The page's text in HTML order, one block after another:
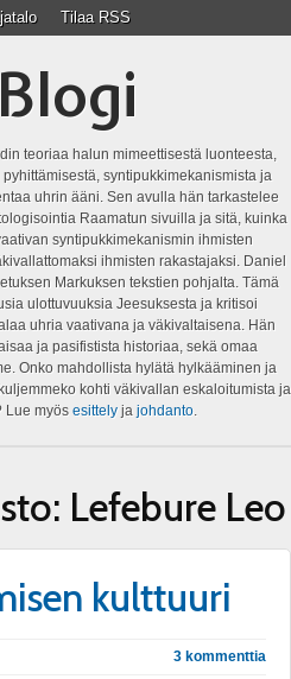
Tilaa RSS
teoriaa halun mimeettisestä luonteesta,
syntipukkimekanismista ja
uhrin ääni. Sen avulla hän tarkastelee
Raamatun sivuilla ja sitä, kuinka
syntipukkimekanismin ihmisten
ihmisten rakastajaksi. Daniel
Markuksen tekstien pohjalta. Tämä
ulottuvuuksia Jeesuksesta ja kritisoi
uhria vaativana ja väkivaltaisena. Hän
ja pasifistista historiaa, sekä omaa
Onko mahdollista hylätä hylkääminen ja
kohti väkivallan eskaloitumista ja
Lue myös esittelyja johdanto.
Lefebure Leo
kulttuuri
3 kommenttia